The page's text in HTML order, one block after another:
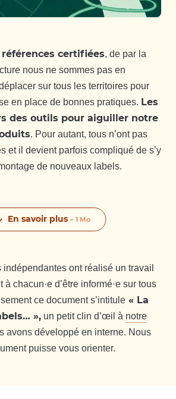
références certifiées, de par la
nous ne sommes pas en
sur tous les territoires pour
en place de bonnes pratiques. Les
des outils pour aiguiller notre
. Pour autant, tous n’ont pas
et il devient parfois compliqué de s’y
de nouveaux labels.
En savoir plus – 1 Mo
ont réalisé un travail
chacun·e d’être informé·e sur tous
ce document s’intitule « La
», un petit clin d’œil à notre
avons développé en interne. Nous
puisse vous orienter.